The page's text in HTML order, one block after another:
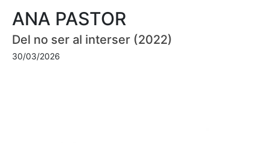
ANA PASTOR
Del no ser al interser (2022)
30/03/2026